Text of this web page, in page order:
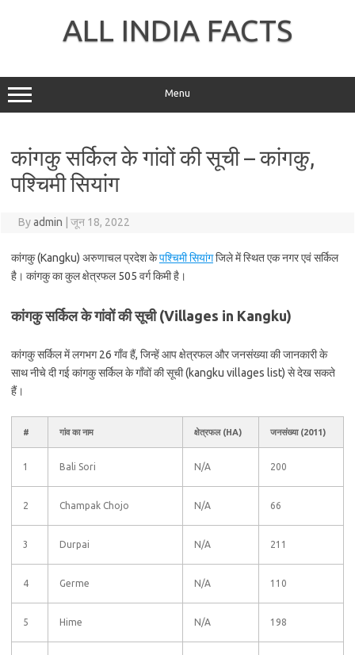
ALL INDIA FACTS
Menu
कांगकु सर्किल के गांवों की सूची – कांगकु,
पश्चिमी सियांग
Byadmin जून 18, 2022
कांगकु (Kangku) अरुणाचल प्रदेश केपश्चिमी सियांगजिले में स्थित एक नगर एवं सर्किल
है। कांगकु का कुल क्षेत्रफल 505 वर्ग किमी है।
कांगकु सर्किल के गांवों की सूची (Villages in Kangku)
कांगकु सर्किल में लगभग 26 गाँव हैं, जिन्हें आप क्षेत्रफल और जनसंख्या की जानकारी के
साथ नीचे दी गई कांगकु सर्किल के गाँवों की सूची (kangku villages list) से देख सकते
हैं।
# गांव का नाम क्षेत्रफल (HA) जनसंख्या (2011)
1 Bali Sori N/A 200
2 Champak Chojo N/A 66
3 Durpai N/A 211
4 Germe N/A 110
5 Hime N/A 198